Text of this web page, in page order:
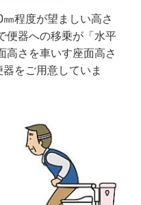
程度が望ましい高さ
便器への移乗が「水平
高さを車いす座面高さ
をご用意していま